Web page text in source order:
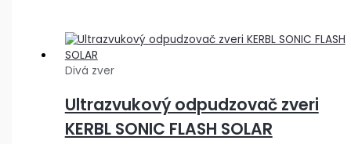
Divá zver
Ultrazvukový odpudzovač zveri
KERBL SONIC FLASH SOLAR